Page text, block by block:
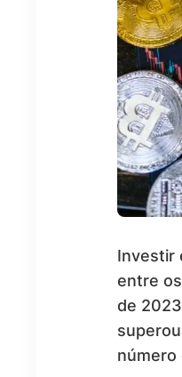
Investir
entre
de
número